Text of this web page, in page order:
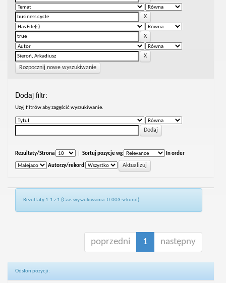
Rozpocznij nowe wyszukiwanie
Dodaj filtr:
Uzyj filtrów aby zagęścić wyszukiwanie.
Rezultaty/Strona Sortuj pozycje wg In order
Autorzy/rekord
Rezultaty 1-1 z 1 (Czas wyszukiwania: 0.003 sekund).
poprzedni 1 następny
Odsłon pozycji: